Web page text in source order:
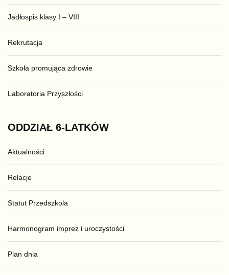
Jadłospis klasy I – VIII
Rekrutacja
Szkoła promująca zdrowie
Laboratoria Przyszłości
ODDZIAŁ 6-LATKÓW
Aktualności
Relacje
Statut Przedszkola
Harmonogram imprez i uroczystości
Plan dnia